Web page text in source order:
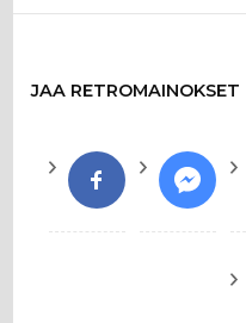
JAA RETROMAINOKSET